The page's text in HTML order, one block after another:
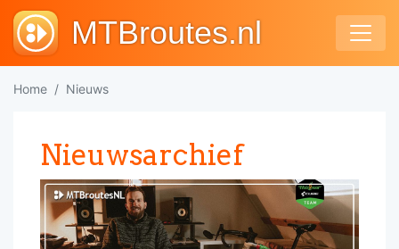
MTBroutes.nl
Home Nieuws
Nieuwsarchief